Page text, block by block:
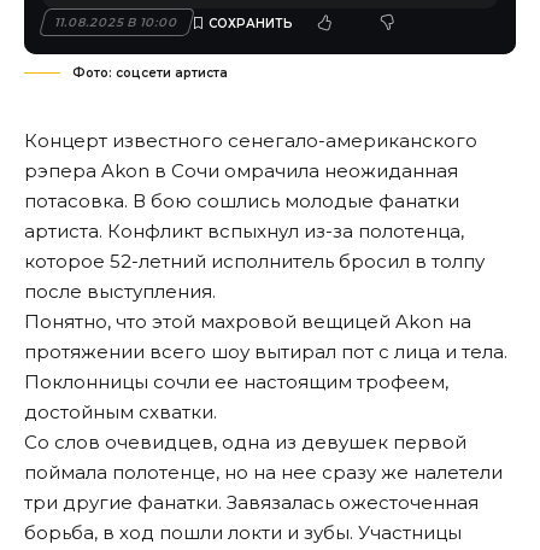
11.08.2025 В 10:00
Фото: соцсети артиста
Концерт известного сенегало-американского
рэпера Akon в Сочи омрачила неожиданная
потасовка. В бою сошлись молодые фанатки
артиста. Конфликт вспыхнул из-за полотенца,
которое 52-летний исполнитель бросил в толпу
после выступления.
Понятно, что этой махровой вещицей Akon на
протяжении всего шоу вытирал пот с лица и тела.
Поклонницы сочли ее настоящим трофеем,
достойным схватки.
Со слов очевидцев, одна из девушек первой
поймала полотенце, но на нее сразу же налетели
три другие фанатки. Завязалась ожесточенная
борьба, в ход пошли локти и зубы. Участницы